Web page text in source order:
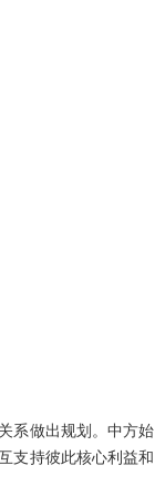
系做出规划。中方始
支持彼此核心利益和